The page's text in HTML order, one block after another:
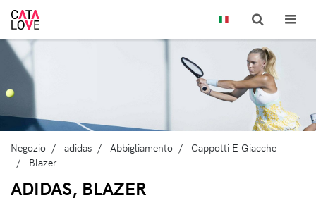
Negozio adidas Abbigliamento
Cappotti E Giacche
Blazer
ADIDAS, BLAZER